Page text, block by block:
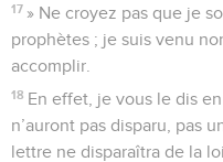
17 » Ne croyez pas que je
prophètes ; je suis venu
accomplir.
18 En effet, je vous le dis
n’auront pas disparu, pas
lettre ne disparaîtra de la